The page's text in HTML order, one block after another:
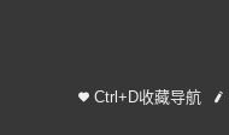
Ctrl+D收藏导航